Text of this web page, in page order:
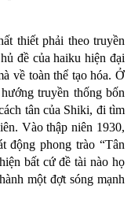
thiết phải theo truyền
đề của haiku hiện đại
về toàn thể tạo hóa. Ở
truyền thống bốn
tân của Shiki, đi tìm
Vào thập niên 1930,
động phong trào “Tân
bất cứ đề tài nào họ
một đợt sóng mạnh